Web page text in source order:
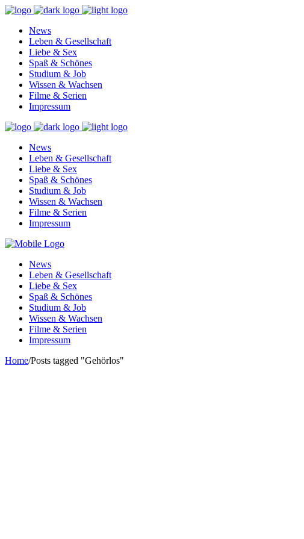
News
Leben & Gesellschaft
Liebe & Sex
Spaß & Schönes
Studium & Job
Wissen & Wachsen
Filme & Serien
Impressum
News
Leben & Gesellschaft
Liebe & Sex
Spaß & Schönes
Studium & Job
Wissen & Wachsen
Filme & Serien
Impressum
News
Leben & Gesellschaft
Liebe & Sex
Spaß & Schönes
Studium & Job
Wissen & Wachsen
Filme & Serien
Impressum
Home/Posts tagged "Gehörlos"